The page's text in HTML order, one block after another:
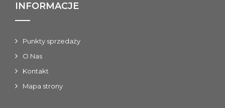
INFORMACJE
Punkty sprzedaży
O Nas
Kontakt
Mapa strony